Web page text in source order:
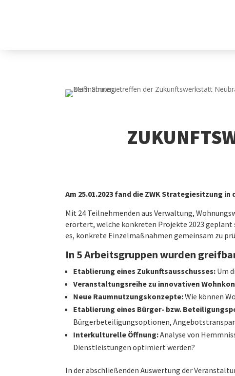
Am 25.01.2023 fand die ZWK Strategiesitzung
Mit 24 Teilnehmenden aus Verwaltung,
erörtert, welche konkreten Projekte 2023 geplant
es, konkrete Einzelmaßnahmen gemeinsam zu
In 5 Arbeitsgruppen wurden
Etablierung eines Zukunftsausschusses: Um
Veranstaltungsreihe zu innovativen
Neue Raumnutzungskonzepte:Wie können
Etablierung eines Bürger- bzw.
Bürgerbeteiligungsoptionen,
Interkulturelle Öffnung:Analyse von
Dienstleistungen optimiert werden?
In der abschließenden Auswertung der